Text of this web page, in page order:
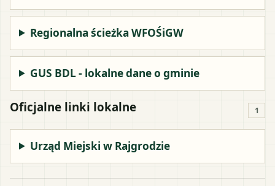
Regionalna ścieżka WFOŚiGW
GUS BDL - lokalne dane o gminie
Oficjalne linki lokalne 1
Urząd Miejski w Rajgrodzie